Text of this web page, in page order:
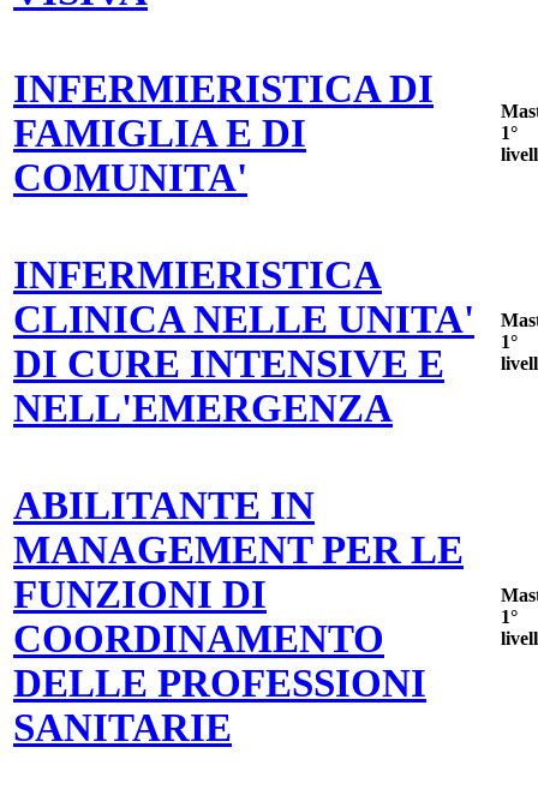
INFERMIERISTICA DI
FAMIGLIA E DI
COMUNITA'
1°
INFERMIERISTICA
CLINICA NELLE UNITA'
DI CURE INTENSIVE E
NELL'EMERGENZA
1°
ABILITANTE IN
MANAGEMENT PER LE
FUNZIONI DI
COORDINAMENTO
DELLE PROFESSIONI
SANITARIE
1°